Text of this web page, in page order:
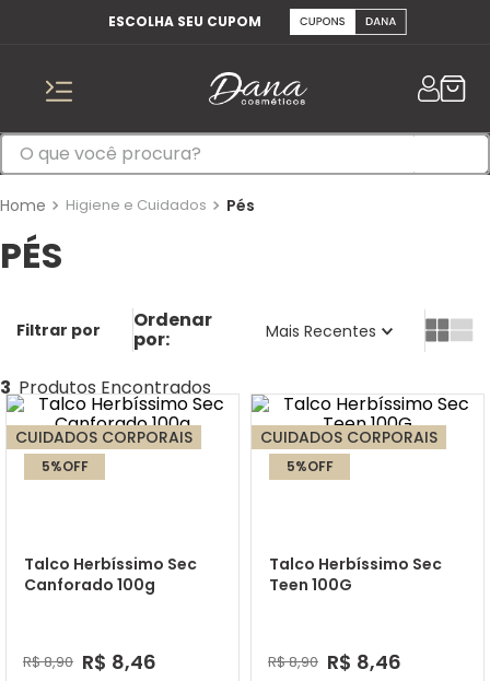
ESCOLHA SEU CUPOM
Higiene e Cuidados Pés
PÉS
Mais Recentes
3
CUIDADOS CORPORAIS
5%OFF
Talco Herbíssimo Sec
Canforado 100g
R$8,90 R$ 8,46
CUIDADOS CORPORAIS
5%OFF
Talco Herbíssimo Sec
Teen 100G
R$8,90 R$ 8,46